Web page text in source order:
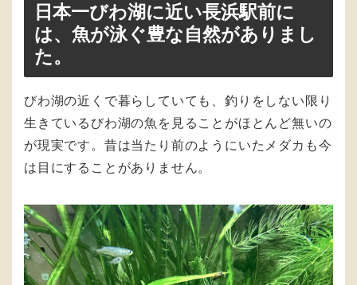
日本一びわ湖に近い長浜駅前に
は、魚が泳ぐ豊な自然がありまし
た。
びわ湖の近くで暮らしていても、釣りをしない限り
生きているびわ湖の魚を見ることがほとんど無いの
が現実です。昔は当たり前のようにいたメダカも今
は目にすることがありません。